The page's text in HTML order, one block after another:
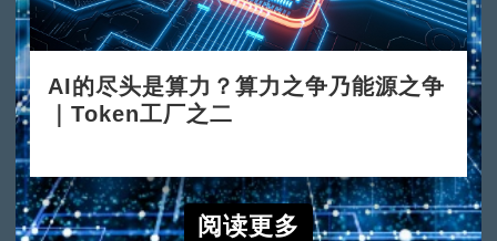
AI的尽头是算力？算力之争乃能源之争
｜Token工厂之二
阅读更多